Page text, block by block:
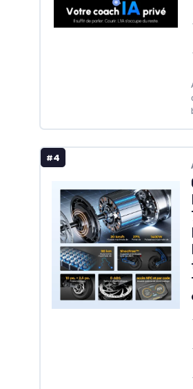
#4